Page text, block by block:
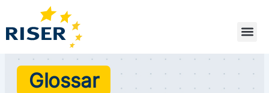
springen
Glossar